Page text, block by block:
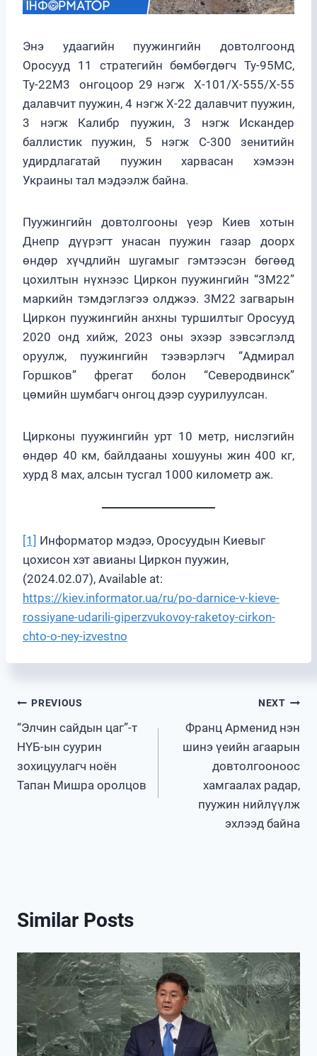
Энэ удаагийн пуужингийн довтолгоонд
Оросууд 11 стратегийн бөмбөгдөгч Ту-95МС,
Ту-22М3 онгоцоор 29 нэгж Х-101/Х-555/Х-55
далавчит пуужин, 4 нэгж Х-22 далавчит пуужин,
3 нэгж Калибр пуужин, 3 нэгж Искандер
баллистик пуужин, 5 нэгж С-300 зенитийн
удирдлагатай пуужин харвасан хэмээн
Украины тал мэдээлж байна.
Пуужингийн довтолгооны үеэр Киев хотын
Днепр дүүрэгт унасан пуужин газар доорх
өндөр хүчдлийн шугамыг гэмтээсэн бөгөөд
цохилтын нүхнээс Циркон пуужингийн “3M22”
маркийн тэмдэглэгээ олджээ. 3M22 загварын
Циркон пуужингийн анхны туршилтыг Оросууд
2020 онд хийж, 2023 оны эхээр зэвсэглэлд
оруулж, пуужингийн тээвэрлэгч “Адмирал
Горшков” фрегат болон “Северодвинск”
цөмийн шумбагч онгоц дээр суурилуулсан.
Цирконы пуужингийн урт 10 метр, нислэгийн
өндөр 40 км, байлдааны хошууны жин 400 кг,
хурд 8 мах, алсын тусгал 1000 километр аж.
[1] Информатор мэдээ, Оросуудын Киевыг
цохисон хэт авианы Циркон пуужин,
(2024.02.07), Available at:
https://kiev.informator.ua/ru/po-darnice-v-kieve-
rossiyane-udarili-giperzvukovoy-raketoy-cirkon-
chto-o-ney-izvestno
Post
navigation
PREVIOUS
“Элчин сайдын цаг”-т
НҮБ-ын суурин
зохицуулагч ноён
Тапан Мишра оролцов
NEXT
Франц Арменид нэн
шинэ үеийн агаарын
довтолгооноос
хамгаалах радар,
пуужин нийлүүлж
эхлээд байна
Similar Posts